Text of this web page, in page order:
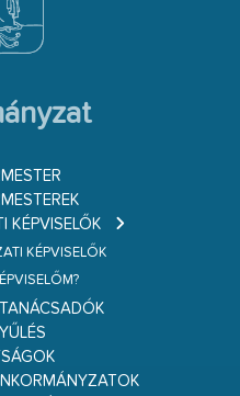
KÉPVISELŐK
KÉPVISELŐK